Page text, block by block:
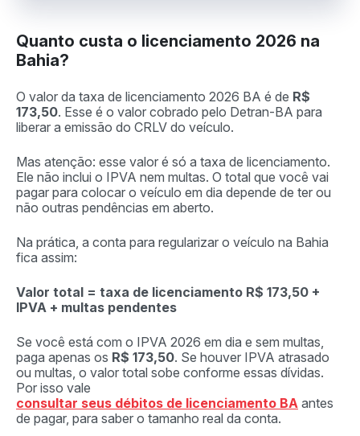
Quanto custa o licenciamento 2026 na
Bahia?
O valor da taxa de licenciamento 2026 BA é de R$
173,50. Esse é o valor cobrado pelo Detran-BA para
liberar a emissão do CRLV do veículo.
Mas atenção: esse valor é só a taxa de licenciamento.
Ele não inclui o IPVA nem multas. O total que você vai
pagar para colocar o veículo em dia depende de ter ou
não outras pendências em aberto.
Na prática, a conta para regularizar o veículo na Bahia
fica assim:
Valor total = taxa de licenciamento R$ 173,50 +
IPVA + multas pendentes
Se você está com o IPVA 2026 em dia e sem multas,
paga apenas os R$ 173,50. Se houver IPVA atrasado
ou multas, o valor total sobe conforme essas dívidas.
Por isso vale
consultar seus débitos de licenciamento BA antes
de pagar, para saber o tamanho real da conta.